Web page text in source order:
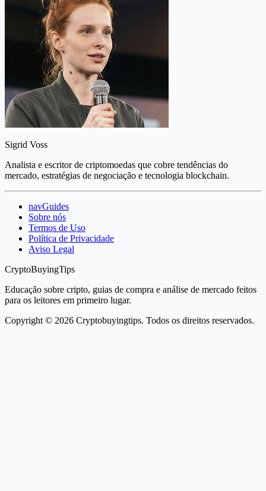
Sigrid Voss
Analista e escritor de criptomoedas que cobre tendências do
mercado, estratégias de negociação e tecnologia blockchain.
navGuides
Sobre nós
Termos de Uso
Política de Privacidade
Aviso Legal
CryptoBuyingTips
Educação sobre cripto, guias de compra e análise de mercado feitos
para os leitores em primeiro lugar.
Copyright © 2026 Cryptobuyingtips. Todos os direitos reservados.